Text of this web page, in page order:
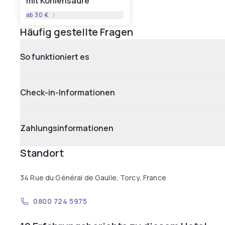
ab 30 €
Häufig gestellte Fragen
So funktioniert es
Check-in-Informationen
Zahlungsinformationen
Standort
34 Rue du Général de Gaulle, Torcy, France
0800 724 5975